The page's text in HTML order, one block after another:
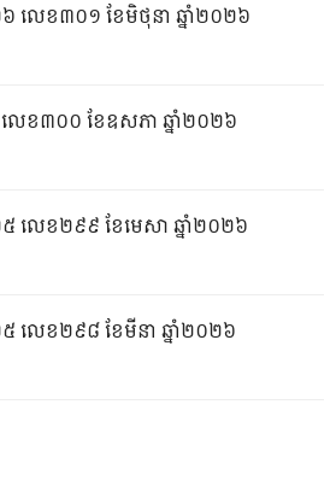
៦ លេខ៣០១ ខែមិថុនា ឆ្នាំ២០២៦
លេខ៣០០ ខែឧសភា ឆ្នាំ២០២៦
៥ លេខ២៩៩ ខែមេសា ឆ្នាំ២០២៦
៥ លេខ២៩៨ ខែមីនា ឆ្នាំ២០២៦